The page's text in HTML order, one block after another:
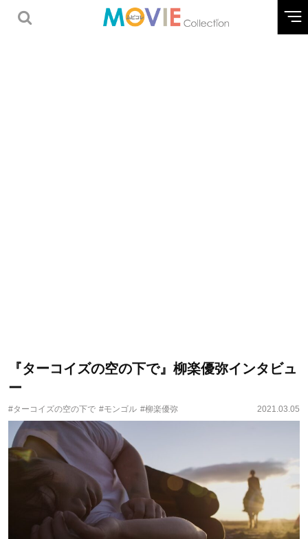
『ターコイズの空の下で』柳楽優弥インタビュ
ー
#ターコイズの空の下で #モンゴル #柳楽優弥 2021.03.05